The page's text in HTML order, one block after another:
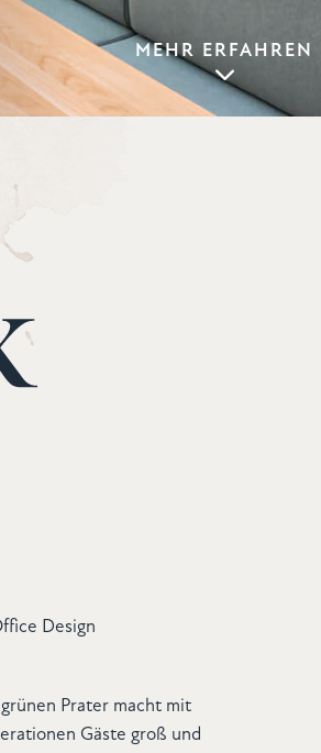
MEHR ERFAHREN
Design
Prater macht mit
Gäste groß und